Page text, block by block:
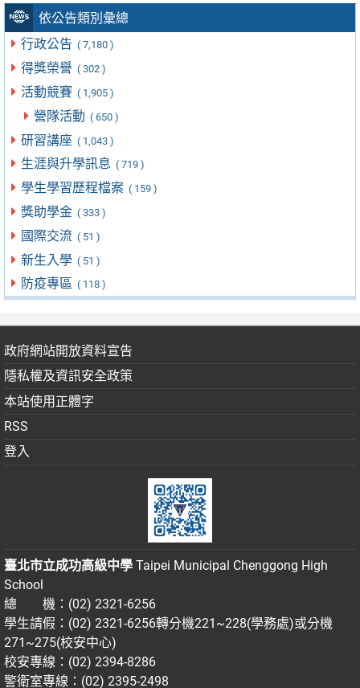
依公告類別彙總
行政公告 ( 7,180 )
得獎榮譽 ( 302 )
活動競賽 ( 1,905 )
營隊活動 ( 650 )
研習講座 ( 1,043 )
生涯與升學訊息 ( 719 )
學生學習歷程檔案 ( 159 )
獎助學金 ( 333 )
國際交流 ( 51 )
新生入學 ( 51 )
防疫專區 ( 118 )
政府網站開放資料宣告
隱私權及資訊安全政策
本站使用正體字
RSS
登入
臺北市立成功高級中學 Taipei Municipal Chenggong High
School
總 機：(02) 2321-6256
學生請假：(02) 2321-6256轉分機221~228(學務處)或分機
271~275(校安中心)
校安專線：(02) 2394-8286
警衛室專線：(02) 2395-2498